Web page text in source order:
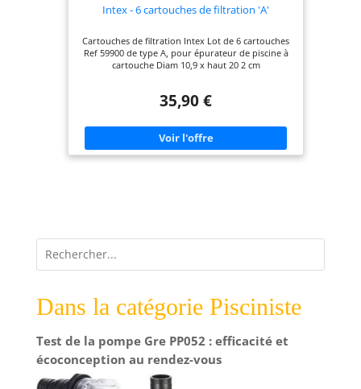
Intex - 6 cartouches de filtration 'A'
Cartouches de filtration Intex Lot de 6 cartouches
Ref 59900 de type A, pour épurateur de piscine à
cartouche Diam 10,9 x haut 20 2 cm
35,90 €
Dans la catégorie Pisciniste
Test de la pompe Gre PP052 : efficacité et
écoconception au rendez-vous